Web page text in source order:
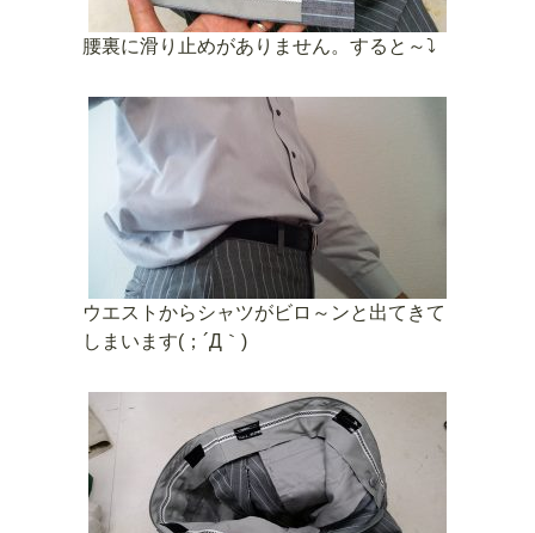
腰裏に滑り止めがありません。すると～⤵️
ウエストからシャツがビロ～ンと出てきて
しまいます(；´Д｀)